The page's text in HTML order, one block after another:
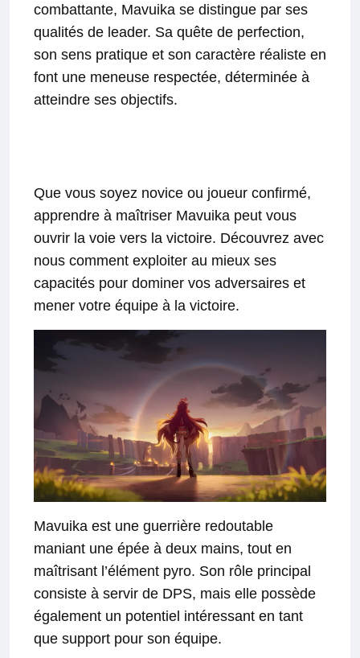
combattante, Mavuika se distingue par ses
qualités de leader. Sa quête de perfection,
son sens pratique et son caractère réaliste en
font une meneuse respectée, déterminée à
atteindre ses objectifs.
Que vous soyez novice ou joueur confirmé,
apprendre à maîtriser Mavuika peut vous
ouvrir la voie vers la victoire. Découvrez avec
nous comment exploiter au mieux ses
capacités pour dominer vos adversaires et
mener votre équipe à la victoire.
Mavuika est une guerrière redoutable
maniant une épée à deux mains, tout en
maîtrisant l’élément pyro. Son rôle principal
consiste à servir de DPS, mais elle possède
également un potentiel intéressant en tant
que support pour son équipe.